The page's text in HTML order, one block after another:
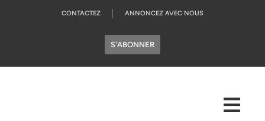
CONTACTEZ ANNONCEZ AVEC NOUS
S'ABONNER